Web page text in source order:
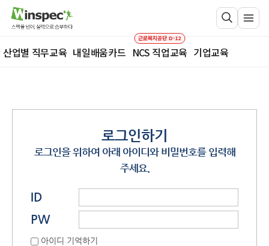
산업별 직무교육 내일배움카드
근로복지공단 D-12
NCS 직업교육 기업교육
로그인하기
로그인을 위하여 아래 아이디와 비밀번호를 입력해
주세요.
ID
PW
아이디 기억하기